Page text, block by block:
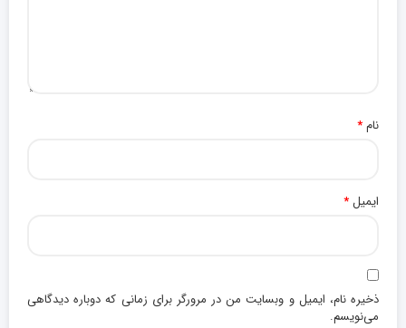
نام*
ایمیل*
ذخیره نام، ایمیل و وبسایت من در مرورگر برای زمانی که دوباره دیدگاهی
می‌نویسم.